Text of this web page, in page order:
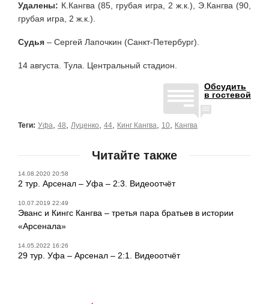
Удалены: К.Кангва (85, грубая игра, 2 ж.к.), Э.Кангва (90,
грубая игра, 2 ж.к.).
Судья – Сергей Лапочкин (Санкт-Петербург).
14 августа. Тула. Центральный стадион.
Обсудить
в гостевой
Теги: Уфа 48 Луценко 44 Кинг Кангва 10 Кангва
Читайте также
14.08.2020 20:58
2 тур. Арсенал – Уфа – 2:3. Видеоотчёт
10.07.2019 22:49
Эванс и Кингс Кангва – третья пара братьев в истории
«Арсенала»
14.05.2022 16:26
29 тур. Уфа – Арсенал – 2:1. Видеоотчёт